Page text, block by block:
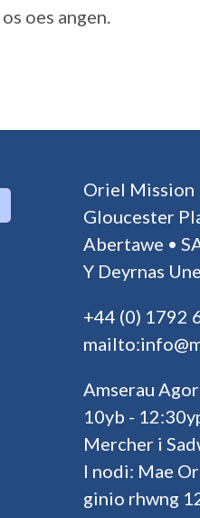
oes angen.
Oriel Mission
Gloucester
Abertawe •
Y Deyrnas
+44 (0) 1792
Amserau
10yb -
Mercher i
I nodi: Mae
ginio rhwng